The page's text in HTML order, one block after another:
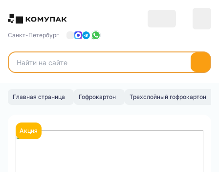
Санкт-Петербург
Главная страница Гофрокартон Трехслойный гофрокартон
Акция